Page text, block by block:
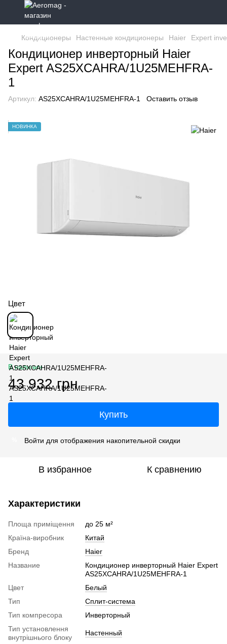
Кондиционеры Настенные кондиционеры Haier Expert
Кондиционер инверторный Haier
Expert AS25XCAHRA/1U25MEHFRA-
1
Артикул: AS25XCAHRA/1U25MEHFRA-1 Оставить отзыв
НОВИНКА
Цвет
В наличии
43 932 грн
Купить
Войти для отображения накопительной скидки
В избранное К сравнению
Характеристики
Площа приміщення
до 25 м²
Країна-виробник
Китай
Бренд
Haier
Название
Кондиционер инверторный Haier Expert
AS25XCAHRA/1U25MEHFRA-1
Цвет
Белый
Тип
Сплит-система
Тип компресора
Инверторный
Тип установлення
внутрішнього блоку
Настенный